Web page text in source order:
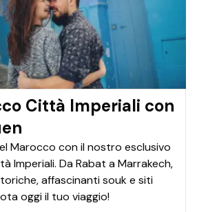
Città Imperiali con
Marocco con il nostro esclusivo
Imperiali. Da Rabat a Marrakech,
affascinanti souk e siti
oggi il tuo viaggio!